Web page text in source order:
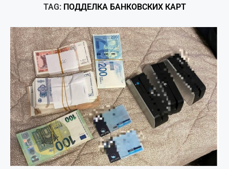
TAG: ПОДДЕЛКА БАНКОВСКИХ КАРТ